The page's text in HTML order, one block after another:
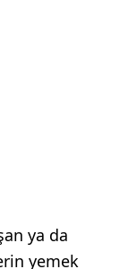
ya da
yemek